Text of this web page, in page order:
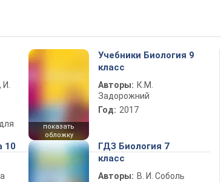
показать
обложку
Учебники Биология 9
класс
Авторы: К.М.
Задорожний
Год: 2017
10
ГДЗ Биология 7
класс
Авторы: В. И. Соболь